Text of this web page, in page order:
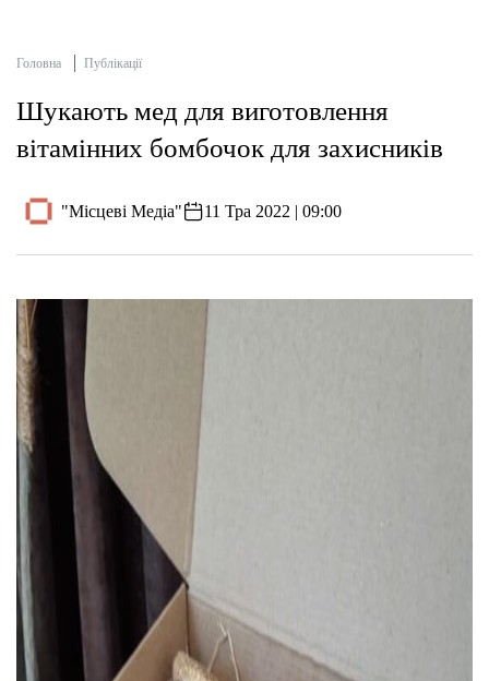
Головна Публікації
Шукають мед для виготовлення
вітамінних бомбочок для захисників
"Місцеві Медіа" 11 Тра 2022 | 09:00